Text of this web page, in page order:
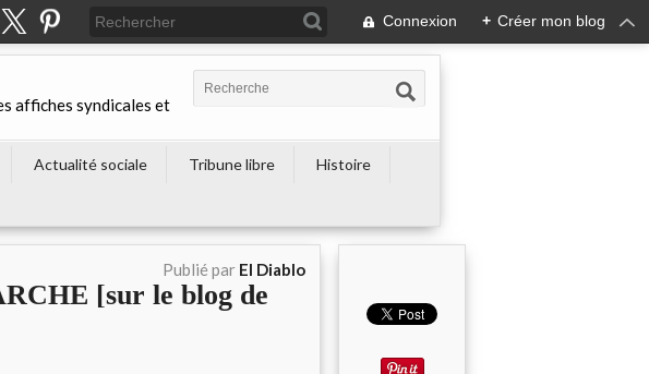
Connexion + Créer mon blog
affiches syndicales et
Actualité sociale Tribune libre
Histoire
Publié par El Diablo
[sur le blog de